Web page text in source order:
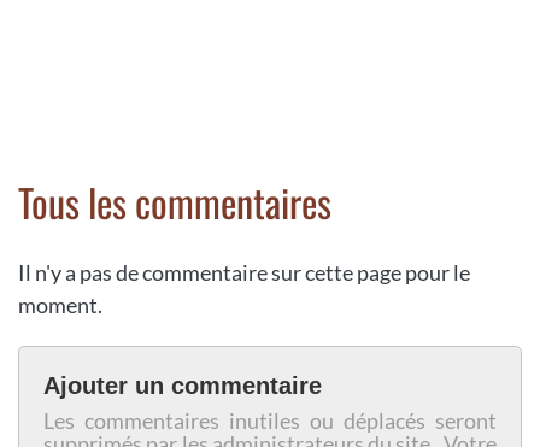
Tous les commentaires
Il n'y a pas de commentaire sur cette page pour le
moment.
Ajouter un commentaire
Les commentaires inutiles ou déplacés seront